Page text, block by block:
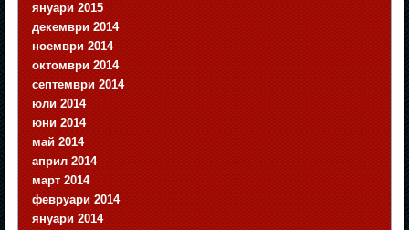
януари 2015
декември 2014
ноември 2014
октомври 2014
септември 2014
юли 2014
юни 2014
май 2014
април 2014
март 2014
февруари 2014
януари 2014